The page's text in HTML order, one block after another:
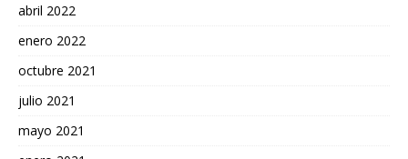
abril 2022
enero 2022
octubre 2021
julio 2021
mayo 2021